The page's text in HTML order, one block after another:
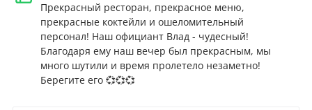
Прекрасный ресторан, прекрасное меню,
прекрасные коктейли и ошеломительный
персонал! Наш официант Влад - чудесный!
Благодаря ему наш вечер был прекрасным, мы
много шутили и время пролетело незаметно!
Берегите его 💞💞💞